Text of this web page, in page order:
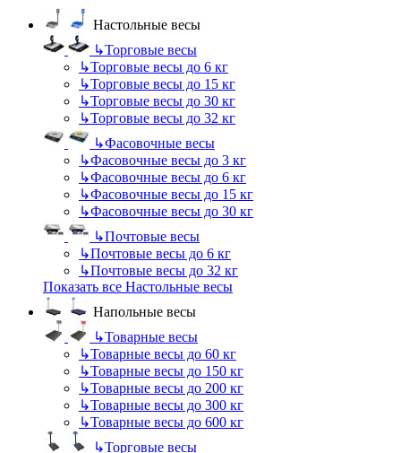
Настольные весы
↳Торговые весы
↳Торговые весы до 6 кг
↳Торговые весы до 15 кг
↳Торговые весы до 30 кг
↳Торговые весы до 32 кг
↳Фасовочные весы
↳Фасовочные весы до 3 кг
↳Фасовочные весы до 6 кг
↳Фасовочные весы до 15 кг
↳Фасовочные весы до 30 кг
↳Почтовые весы
↳Почтовые весы до 6 кг
↳Почтовые весы до 32 кг
Показать все Настольные весы
Напольные весы
↳Товарные весы
↳Товарные весы до 60 кг
↳Товарные весы до 150 кг
↳Товарные весы до 200 кг
↳Товарные весы до 300 кг
↳Товарные весы до 600 кг
↳Торговые весы